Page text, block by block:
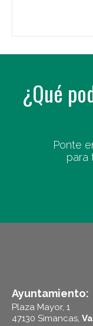
¿Qué
Ponte
para
Ayuntamiento:
Plaza Mayor, 1
47130 Simancas,